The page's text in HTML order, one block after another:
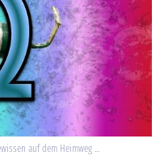
auf dem Heimweg ...